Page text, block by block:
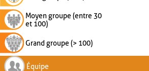
Moyen groupe (entre 30
et 100)
Grand groupe (> 100)
Équipe